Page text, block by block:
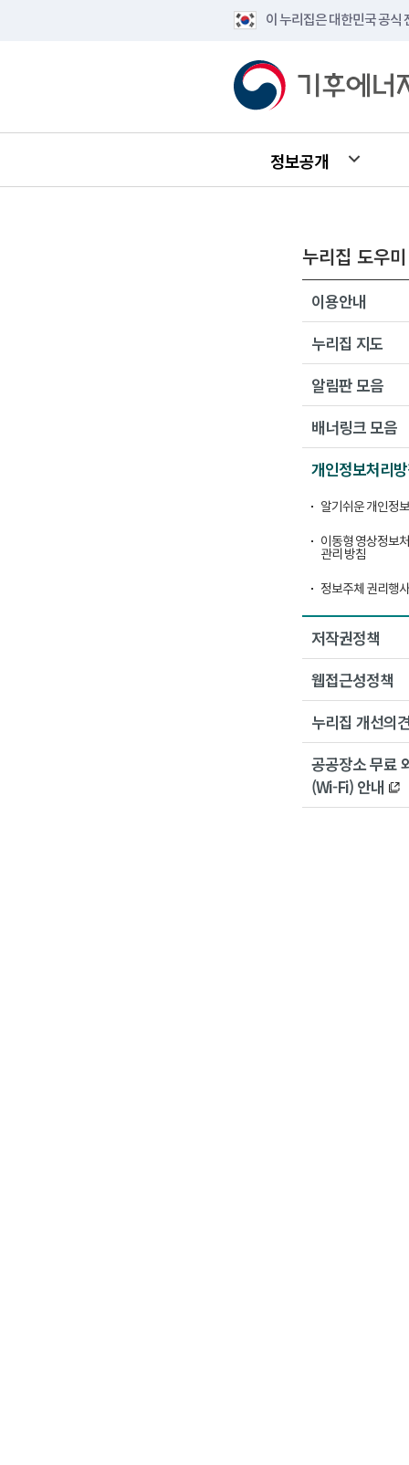
이 누리집은 대한민국 공식
정보공개
누리집 도우미
이용안내
누리집 지도
알림판 모음
배너링크 모음
개인정보처리
알기쉬운 개인정
이동형 영상정보
관리 방침
정보주체 권리행
저작권정책
웹접근성정책
누리집 개선의
공공장소 무료
(Wi-Fi) 안내